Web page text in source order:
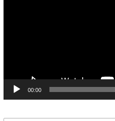
00:00